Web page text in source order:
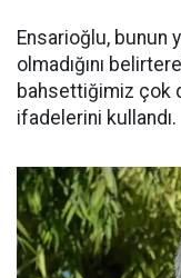
Ensarioğlu, bunun
olmadığını
bahsettiğimiz çok
ifadelerini kullandı.